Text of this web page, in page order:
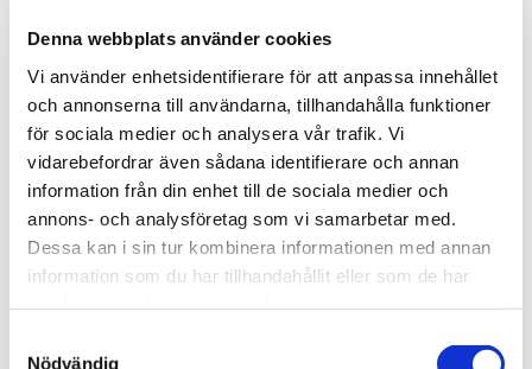
Denna webbplats använder cookies
Vi använder enhetsidentifierare för att anpassa innehållet
och annonserna till användarna, tillhandahålla funktioner
för sociala medier och analysera vår trafik. Vi
vidarebefordrar även sådana identifierare och annan
information från din enhet till de sociala medier och
annons- och analysföretag som vi samarbetar med.
Dessa kan i sin tur kombinera informationen med annan
information som du har tillhandahållit eller som de har
Nödvändig
Anna Moberg
Örhängen
Mer information